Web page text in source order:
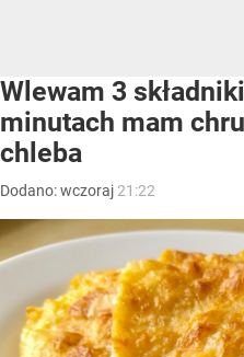
Wlewam 3
minutach mam
chleba
Dodano:wczoraj 21:22